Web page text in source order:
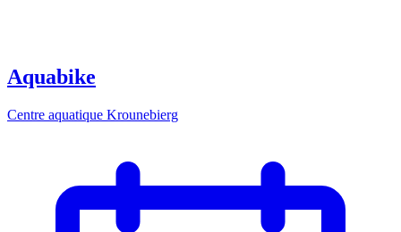
Aquabike
Centre aquatique Krounebierg